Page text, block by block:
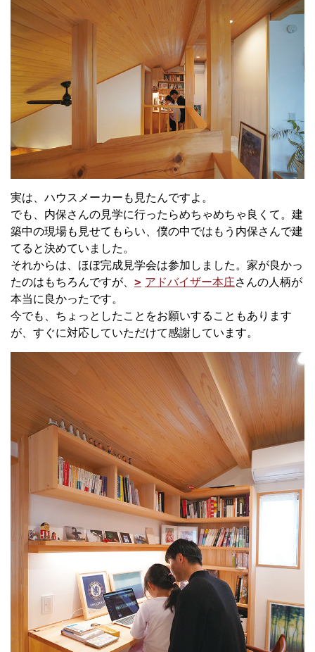
実は、ハウスメーカーも見たんですよ。
でも、内保さんの見学に行ったらめちゃめちゃ良くて。建
築中の現場も見せてもらい、僕の中ではもう内保さんで建
てると決めていました。
それからは、ほぼ完成見学会は参加しました。家が良かっ
たのはもちろんですが、
アドバイザー本庄さんの人柄が
本当に良かったです。
今でも、ちょっとしたことをお願いすることもあります
が、すぐに対応していただけて感謝しています。